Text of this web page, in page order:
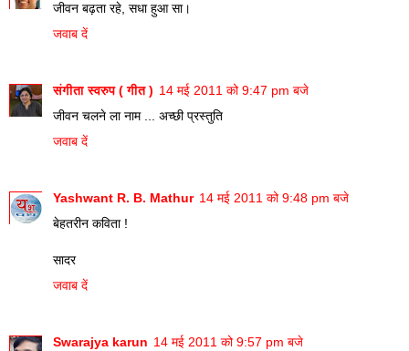
जीवन बढ़ता रहे, सधा हुआ सा।
जवाब दें
संगीता स्वरुप ( गीत ) 14 मई 2011 को 9:47 pm बजे
जीवन चलने ला नाम ... अच्छी प्रस्तुति
जवाब दें
Yashwant R. B. Mathur 14 मई 2011 को 9:48 pm बजे
बेहतरीन कविता !
सादर
जवाब दें
Swarajya karun 14 मई 2011 को 9:57 pm बजे